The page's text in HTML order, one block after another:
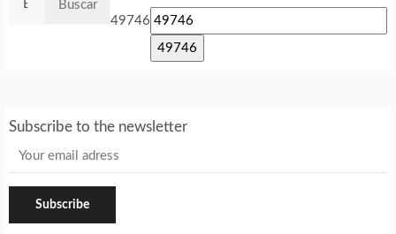
49746
Subscribe to the newsletter